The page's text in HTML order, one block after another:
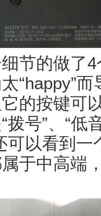
节的做了
“happy”
的按键可
号”、“低
可以看到
于中高端